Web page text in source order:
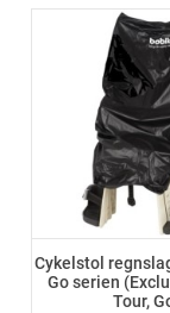
Cykelstol
Go serien
Tour,